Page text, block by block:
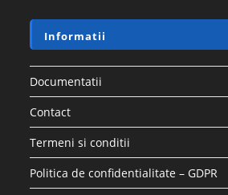
Informatii
Documentatii
Contact
Termeni si conditii
Politica de confidentialitate – GDPR